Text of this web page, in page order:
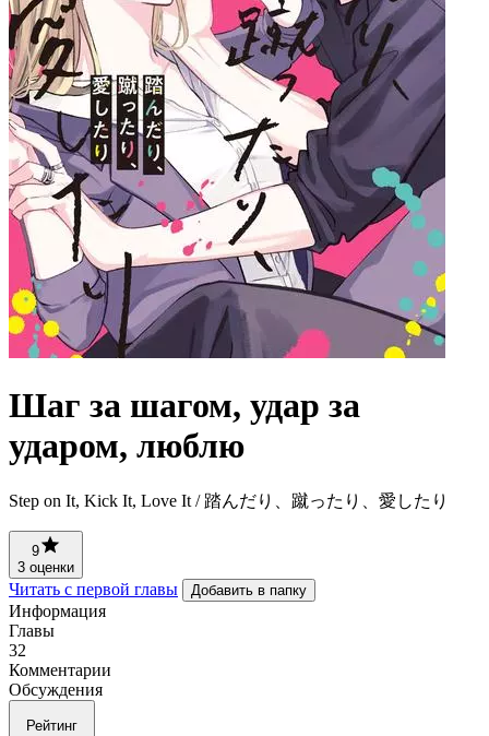
Шаг за шагом, удар за
ударом, люблю
Step on It, Kick It, Love It / 踏んだり、蹴ったり、愛したり
9
3 оценки
Читать с первой главы Добавить в папку
Информация
Главы
32
Комментарии
Обсуждения
Рейтинг